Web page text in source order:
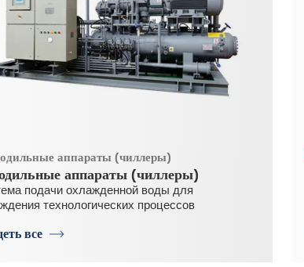
аппараты (чиллеры)
аппараты (чиллеры)
подачи охлажденной воды для
технологических процессов
все